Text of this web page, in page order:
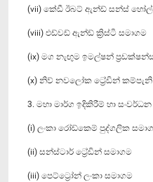
(vii) කේඩී ඊබට් ඇන්ඩ් සන්ස්
(viii) එඩ්වඩ් ඇන්ඩ් ක්‍රිස්ටි සමාගම
(ix) මග නැඟුම ඉමල්ෂන්
(x) නිව් නවලෝක ට්‍රේඩින්
3. මහා මාර්ග ඉදිකිරීම් හා
(i) ලංකා රෝඩ්කෙම් පුද්ගලික
(ii) සන්ස්ටාර් ට්‍රේඩින් සමාගම
(iii) පෙට්ට්‍රෝන් ලංකා සමාගම